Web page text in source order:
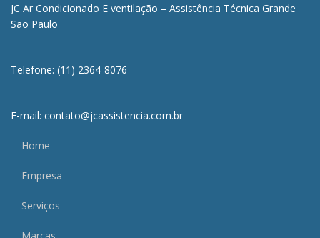
JC Ar Condicionado E ventilação – Assistência Técnica Grande
São Paulo
Telefone: (11) 2364-8076
E-mail: contato@jcassistencia.com.br
Home
Empresa
Serviços